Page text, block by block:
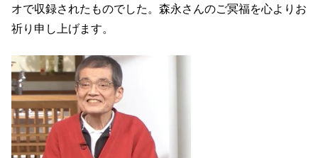
オで収録されたものでした。森永さんのご冥福を心よりお
祈り申し上げます。